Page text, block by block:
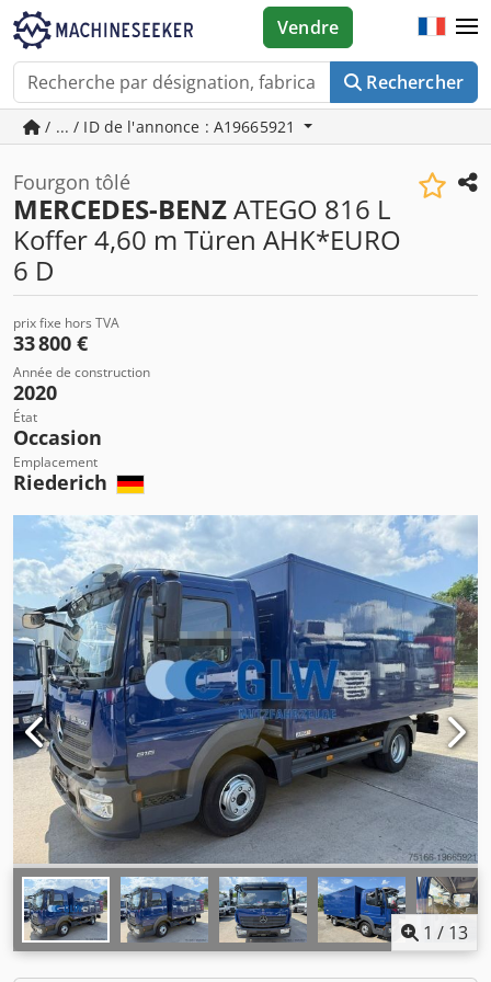
Rechercher
Vendre
/ ... / ID de l'annonce : A19665921
Fourgon tôlé
MERCEDES-BENZATEGO 816 L
Koffer 4,60 m Türen AHK*EURO
6 D
prix fixe hors TVA
33 800 €
Année de construction
2020
État
Occasion
Emplacement
Riederich
1 / 13